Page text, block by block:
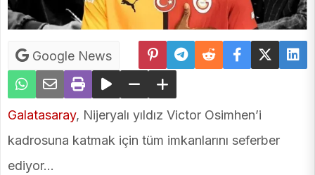
Google News
Galatasaray, Nijeryalı yıldız Victor Osimhen’i
kadrosuna katmak için tüm imkanlarını seferber
ediyor...